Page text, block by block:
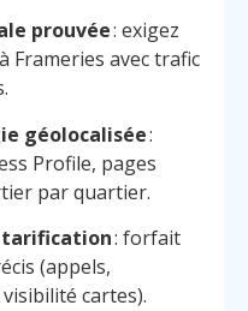
prouvée: exigez
Frameries avec trafic
géolocalisée:
Profile, pages
par quartier.
tarification: forfait
(appels,
cartes).